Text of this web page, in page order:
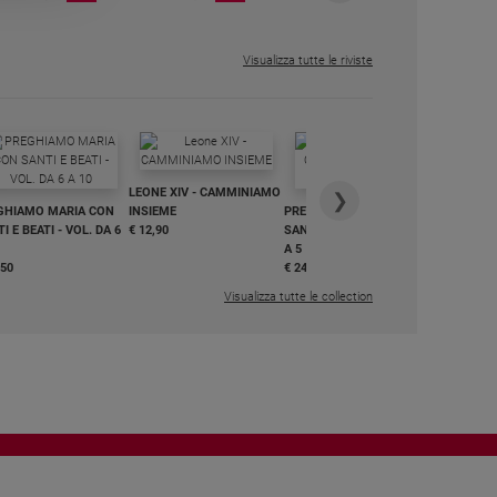
Visualizza tutte le riviste
MARIA CON
E BEATI - VOL. DA 6
LEONE XIV - CAMMINIAMO
INSIEME
€ 12,90
PREGHIAMO MARIA CON
SANTI E BEATI - VOL. DA 1
A 5
€ 24,50
❯
Visualizza tutte le collection